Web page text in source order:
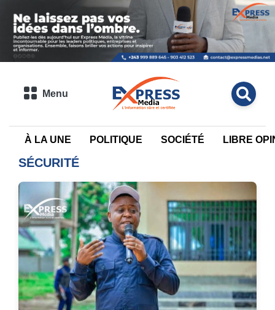
Menu
À LA UNE POLITIQUE SOCIÉTÉ LIBRE
SÉCURITÉ